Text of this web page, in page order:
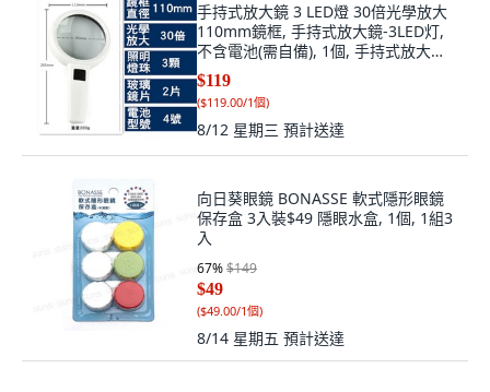
手持式放大鏡 3 LED燈 30倍光學放大
110mm鏡框, 手持式放大鏡-3LED灯,
不含電池(需自備), 1個, 手持式放大
鏡-3LED灯
$119
($119.00/1個)
8/12 星期三 預計送達
向日葵眼鏡 BONASSE 軟式隱形眼鏡
保存盒 3入裝$49 隱眼水盒, 1個, 1組3
入
67%$149
$49
($49.00/1個)
8/14 星期五 預計送達